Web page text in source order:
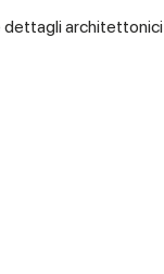
dettagli architettonici